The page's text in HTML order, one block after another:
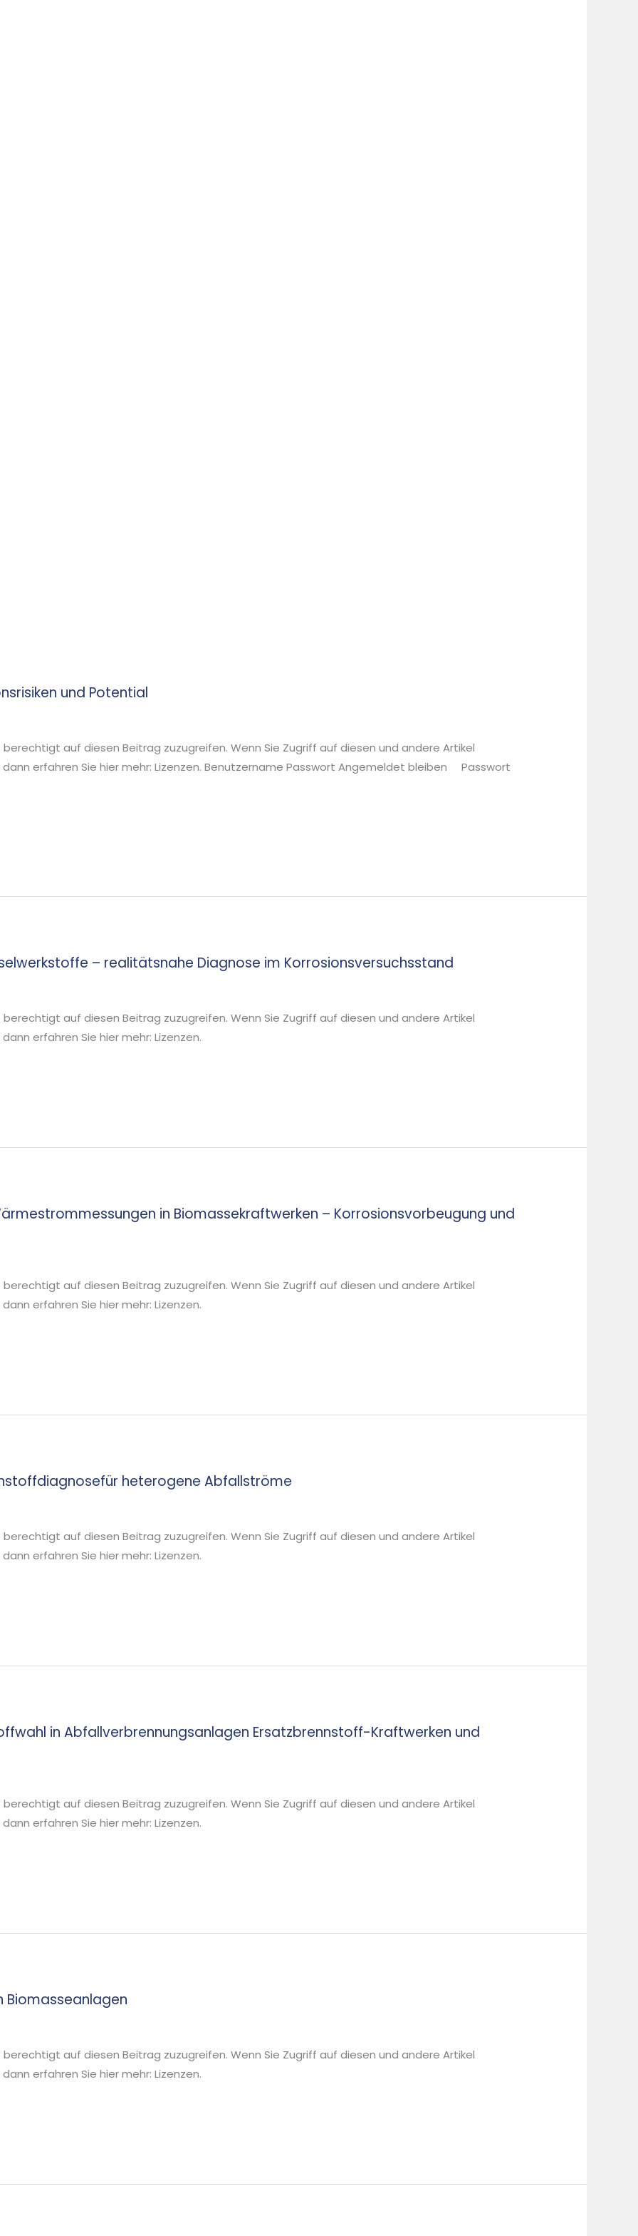
und Potential
berechtigt auf diesen Beitrag zuzugreifen. Wenn Sie Zugriff auf diesen und andere Artikel
erfahren Sie hier mehr: Lizenzen. Benutzername Passwort Angemeldet bleiben Passwort
– realitätsnahe Diagnose im Korrosionsversuchsstand
berechtigt auf diesen Beitrag zuzugreifen. Wenn Sie Zugriff auf diesen und andere Artikel
erfahren Sie hier mehr: Lizenzen.
in Biomassekraftwerken – Korrosionsvorbeugung und
berechtigt auf diesen Beitrag zuzugreifen. Wenn Sie Zugriff auf diesen und andere Artikel
erfahren Sie hier mehr: Lizenzen.
heterogene Abfallströme
berechtigt auf diesen Beitrag zuzugreifen. Wenn Sie Zugriff auf diesen und andere Artikel
erfahren Sie hier mehr: Lizenzen.
in Abfallverbrennungsanlagen Ersatzbrennstoff-Kraftwerken und
berechtigt auf diesen Beitrag zuzugreifen. Wenn Sie Zugriff auf diesen und andere Artikel
erfahren Sie hier mehr: Lizenzen.
Biomasseanlagen
berechtigt auf diesen Beitrag zuzugreifen. Wenn Sie Zugriff auf diesen und andere Artikel
erfahren Sie hier mehr: Lizenzen.